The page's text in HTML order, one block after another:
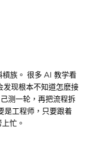
族。 很多 AI 教学看
发现根本不知道怎麽接
测一轮，再把流程拆
是工程师，只要跟着
忙。